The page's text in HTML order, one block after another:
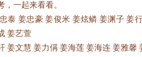
，一起来看看。
泰 姜忠豪 姜俊米 姜炫鳞 姜渊子 姜
姜艺萱
姜文慧 姜力偁 姜海莲 姜海连 姜雅馨